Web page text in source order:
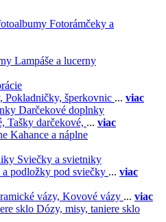
Fotorámčeky a
Lampáše a lucerny
Pokladničky, šperkovnic ... viac
Darčekové doplnky
Tašky darčekové, ... viac
Kahance a náplne
Sviečky a svietniky
podložky pod sviečky ... viac
vázy, Kovové vázy ... viac
Dózy, misy, taniere sklo